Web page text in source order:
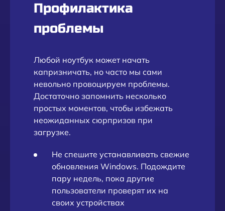
Профилактика
проблемы
Любой ноутбук может начать
капризничать, но часто мы сами
невольно провоцируем проблемы.
Достаточно запомнить несколько
простых моментов, чтобы избежать
неожиданных сюрпризов при
загрузке.
Не спешите устанавливать свежие
обновления Windows. Подождите
пару недель, пока другие
пользователи проверят их на
своих устройствах